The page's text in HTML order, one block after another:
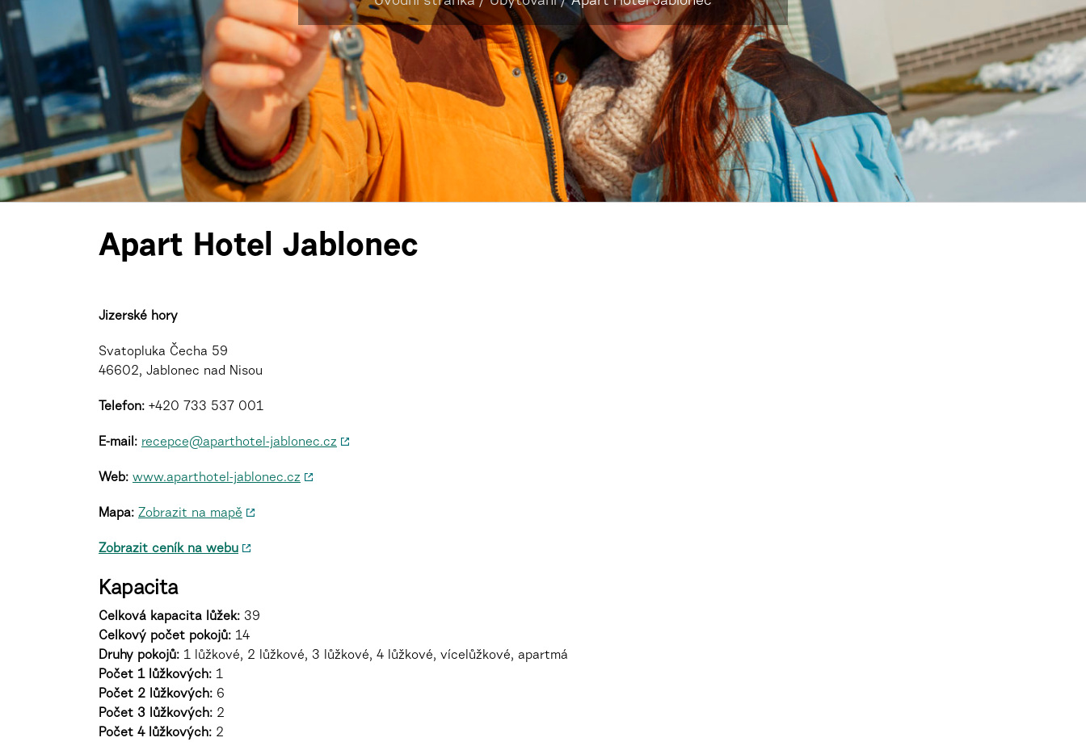
Apart Hotel Jablonec
Jizerské hory
Svatopluka Čecha 59
46602, Jablonec nad Nisou
Telefon: +420 733 537 001
E-mail: recepce@aparthotel-jablonec.cz
Web: www.aparthotel-jablonec.cz
Mapa: Zobrazit na mapě
Zobrazit ceník na webu
Kapacita
Celková kapacita lůžek: 39
Celkový počet pokojů: 14
Druhy pokojů: 1 lůžkové, 2 lůžkové, 3 lůžkové, 4 lůžkové, vícelůžkové, apartmá
Počet 1 lůžkových: 1
Počet 2 lůžkových: 6
Počet 3 lůžkových: 2
Počet 4 lůžkových: 2